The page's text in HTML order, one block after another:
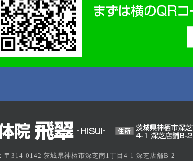
〒314-0142 茨城県神栖市深芝南1丁目4-1 深芝店舗B-2